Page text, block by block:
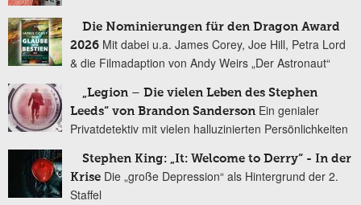
Die Nominierungen für den Dragon Award
2026 Mit dabei u.a. James Corey, Joe Hill, Petra Lord
& die Filmadaption von Andy Weirs „Der Astronaut“
„Legion – Die vielen Leben des Stephen
Leeds“ von Brandon Sanderson Ein genialer
Privatdetektiv mit vielen halluzinierten Persönlichkeiten
Stephen King: „It: Welcome to Derry“ - In der
Krise Die „große Depression“ als Hintergrund der 2.
Staffel